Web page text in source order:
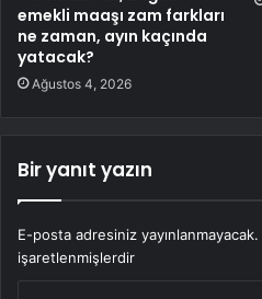
emekli maaşı zam farkları
ne zaman, ayın kaçında
yatacak?
Ağustos 4, 2026
Bir yanıt yazın
E-posta adresiniz yayınlanmayacak.
işaretlenmişlerdir